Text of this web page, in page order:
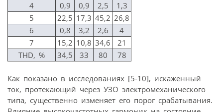
4
0,9 0,9 2,5
1,3
5
22,5 17,3 45,2 26,8
6
0,8 3,2 2,6
4
7
15,2 10,8 34,6
21
THD, %
34,5 33 80 78
Как показано в исследованиях [5-10], искаженный
ток, протекающий через УЗО электромеханического
типа, существенно изменяет его порог срабатывания.